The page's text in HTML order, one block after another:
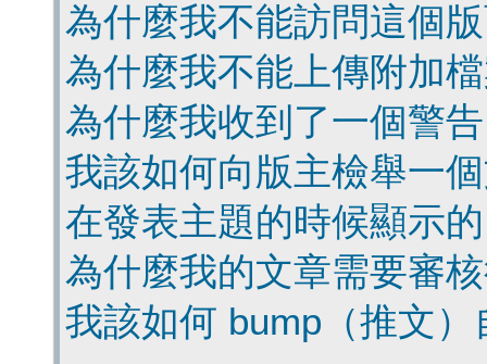
為什麼我不能訪問這個
為什麼我不能上傳附加
為什麼我收到了一個警
我該如何向版主檢舉一
在發表主題的時候顯示
為什麼我的文章需要審
我該如何 bump（推文